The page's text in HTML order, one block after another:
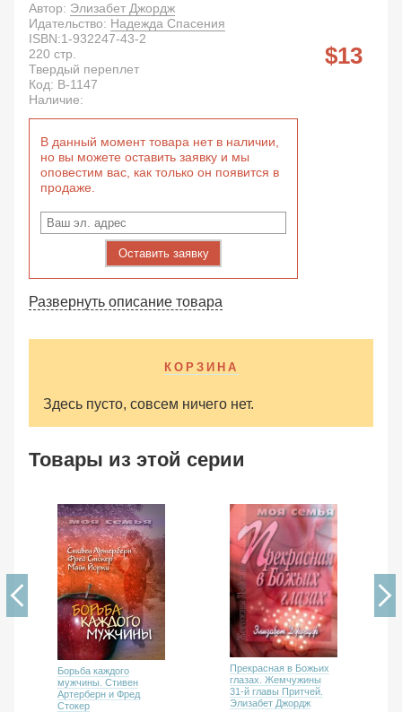
Автор: Элизабет Джордж
Идательство: Надежда Спасения
13
ISBN:1-932247-43-2
220 стр.
Твердый переплет
Код: B-1147
Наличие:
В данный момент товара нет в наличии,
но вы можете оставить заявку и мы
оповестим вас, как только он появится в
продаже.
Оставить заявку
Развернуть описание товара
КОРЗИНА
Здесь пусто, совсем ничего нет.
Товары из этой серии
Борьба каждого
мужчины. Стивен
Артерберн и Фред
Стокер
Прекрасная в Божьих
глазах. Жемчужины
31-й главы Притчей.
Элизабет Джордж